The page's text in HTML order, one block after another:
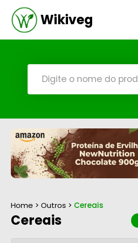
Wikiveg
Home >Outros > Cereais
Cereais